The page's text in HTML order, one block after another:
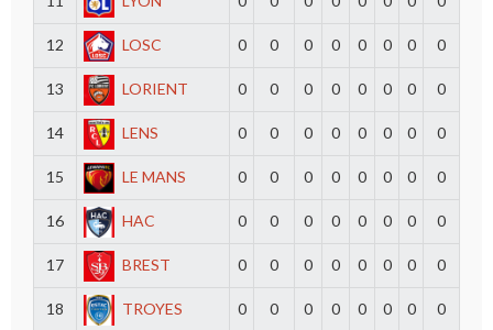
12 LOSC 0 0 0 0 0 0 0 0
13 LORIENT 0 0 0 0 0 0 0 0
14 LENS 0 0 0 0 0 0 0 0
15 LE MANS 0 0 0 0 0 0 0 0
16 HAC 0 0 0 0 0 0 0 0
17 BREST 0 0 0 0 0 0 0 0
18 TROYES 0 0 0 0 0 0 0 0